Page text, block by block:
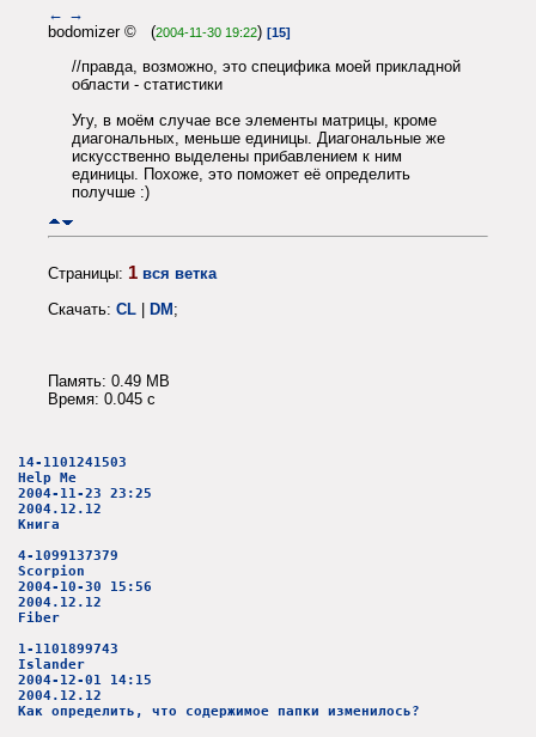
← →
bodomizer © (2004-11-30 19:22) [15]
//правда, возможно, это специфика моей прикладной
области - статистики
Угу, в моём случае все элементы матрицы, кроме
диагональных, меньше единицы. Диагональные же
искусственно выделены прибавлением к ним
единицы. Похоже, это поможет её определить
получше :)
Страницы: 1 вся ветка
Скачать: CL DM ;
Память: 0.49 MB
Время: 0.045 c
14-1101241503
Help Me
2004-11-23 23:25
2004.12.12
Книга
4-1099137379
Scorpion
2004-10-30 15:56
2004.12.12
Fiber
1-1101899743
Islander
2004-12-01 14:15
2004.12.12
Как определить, что содержимое папки изменилось?